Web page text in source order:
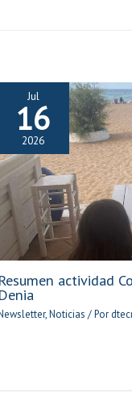
Jul
16
2026
actividad
,Noticias / Por